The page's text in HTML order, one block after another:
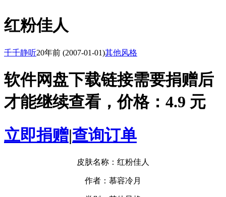
红粉佳人
千千静听20年前 (2007-01-01)其他风格
软件网盘下载链接需要捐赠后
才能继续查看，价格：4.9 元
立即捐赠|查询订单
皮肤名称：红粉佳人
作者：慕容冷月